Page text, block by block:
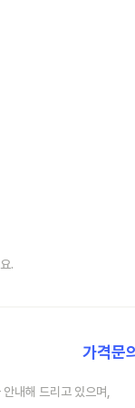
.
가격문
내해 드리고 있으며,